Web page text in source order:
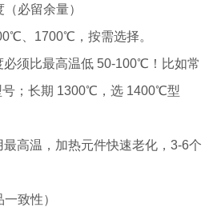
必留余量）
、1700℃，按需选择。
须比最高温低 50-100℃！比如常
；长期 1300℃，选 1400℃型
高温，加热元件快速老化，3-6个
致性）